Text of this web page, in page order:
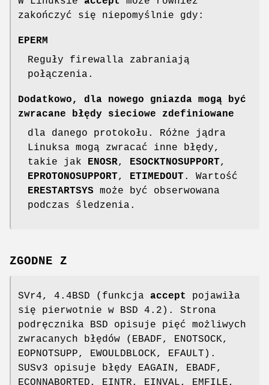
zakończyć się niepomyślnie gdy:
EPERM
Reguły firewalla zabraniają
połączenia.
Dodatkowo, dla nowego gniazda mogą być
zwracane błędy sieciowe zdefiniowane
dla danego protokołu. Różne jądra
Linuksa mogą zwracać inne błędy,
takie jak ENOSR, ESOCKTNOSUPPORT,
EPROTONOSUPPORT, ETIMEDOUT. Wartość
ERESTARTSYS może być obserwowana
podczas śledzenia.
ZGODNE Z
SVr4, 4.4BSD (funkcja accept
pojawiła
się pierwotnie w BSD 4.2). Strona
podręcznika BSD opisuje pięć możliwych
zwracanych błędów (EBADF, ENOTSOCK,
EOPNOTSUPP, EWOULDBLOCK, EFAULT).
SUSv3 opisuje błędy EAGAIN, EBADF,
ECONNABORTED, EINTR, EINVAL, EMFILE,